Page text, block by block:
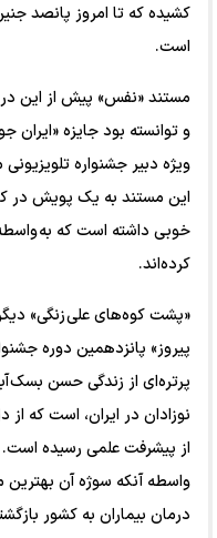
کشیده که تا امروز پانصد
است.
مستند «نفس» پیش از این
و توانسته بود جایزه «ایران
ویژه دبیر جشنواره
این مستند به یک پویش در
خوبی داشته است که به
کرده‌اند.
«پشت کوه‌های علی زنگی»
پیروز» پانزدهمین دوره
پرتره‌ای از زندگی حسن
نوزادان در ایران، است که
از پیشرفت علمی رسیده است.
واسطه آنکه سوژه آن
درمان بیماران به کشور